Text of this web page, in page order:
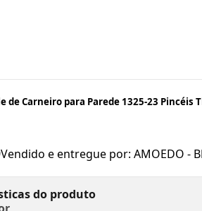
de Carneiro para Parede 1325-23 Pincéis
Vendido e entregue por: AMOEDO -
do produto